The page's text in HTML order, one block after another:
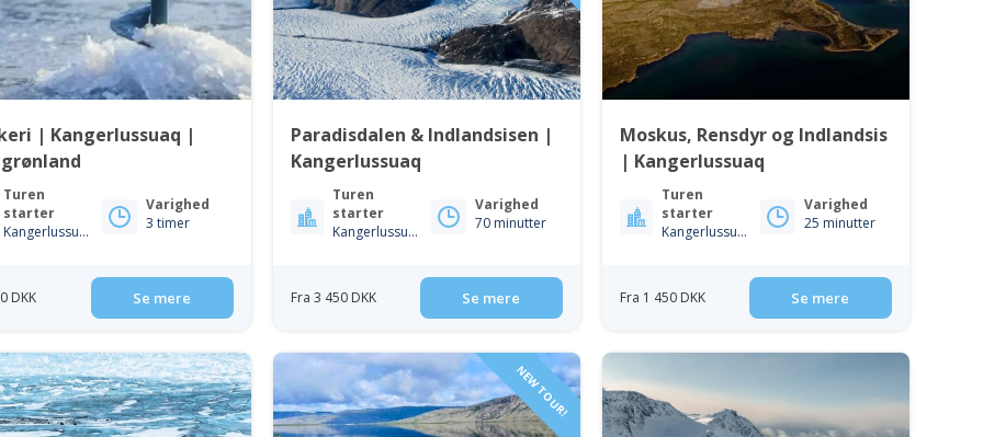
| Kangerlussuaq |
Turen
starter
Kangerlussuaq
Varighed
3 timer
DKK Se mere
Paradisdalen & Indlandsisen |
Kangerlussuaq
Turen
starter
Kangerlussuaq
Varighed
70 minutter
Fra 3 450 DKK Se mere
Moskus, Rensdyr og Indlandsis
| Kangerlussuaq
Turen
starter
Kangerlussuaq
Varighed
25 minutter
Fra 1 450 DKK Se mere
NEW TOUR!